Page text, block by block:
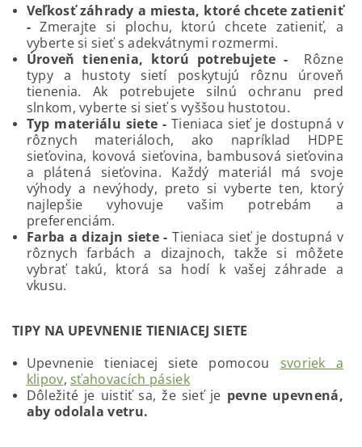
Veľkosť záhrady a miesta, ktoré chcete zatieniť
-Zmerajte si plochu, ktorú chcete zatieniť, a
vyberte si sieť s adekvátnymi rozmermi.
Úroveň tienenia, ktorú potrebujete -
Rôzne
typy a hustoty sietí poskytujú rôznu úroveň
tienenia. Ak potrebujete silnú ochranu pred
slnkom, vyberte si sieť s vyššou hustotou.
Typ materiálu siete - Tieniaca sieť je dostupná v
rôznych materiáloch, ako napríklad HDPE
sieťovina, kovová sieťovina, bambusová sieťovina
a plátená sieťovina. Každý materiál má svoje
výhody a nevýhody, preto si vyberte ten, ktorý
najlepšie vyhovuje vašim potrebám a
preferenciám.
Farba a dizajn siete - Tieniaca sieť je dostupná v
rôznych farbách a dizajnoch, takže si môžete
vybrať takú, ktorá sa hodí k vašej záhrade a
vkusu.
TIPY NA UPEVNENIE TIENIACEJ SIETE
Upevnenie tieniacej siete pomocou svoriek a
klipov,sťahovacích pásiek
Dôležité je uistiť sa, že sieť je pevne upevnená,
aby odolala vetru.